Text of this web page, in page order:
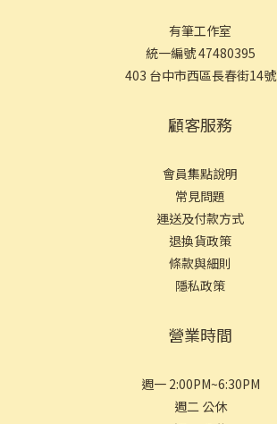
有筆工作室
統一編號 47480395
403 台中市西區長春街14號
顧客服務
會員集點說明
常見問題
運送及付款方式
退換貨政策
條款與細則
隱私政策
營業時間
週一 2:00PM~6:30PM
週二 公休